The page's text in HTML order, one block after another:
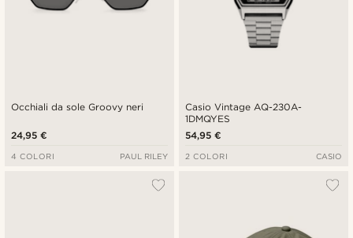
Occhiali da sole Groovy neri
24,95 €
4 COLORI PAUL RILEY
Casio Vintage AQ-230A-
1DMQYES
54,95 €
2 COLORI CASIO